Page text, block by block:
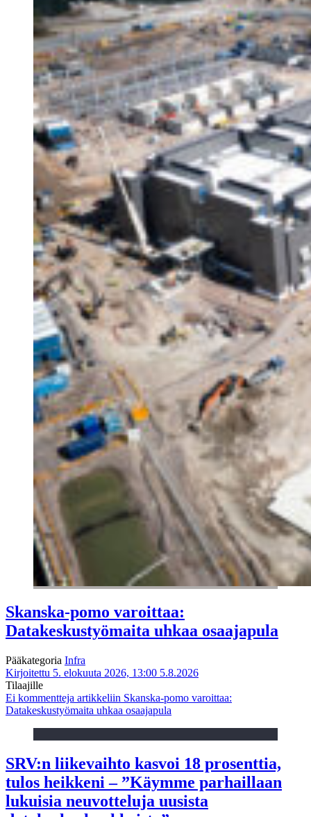
Skanska-pomo varoittaa:
Datakeskustyömaita uhkaa osaajapula
Pääkategoria Infra
Kirjoitettu 5. elokuuta 2026, 13:00 5.8.2026
Tilaajille
Ei kommentteja artikkeliin Skanska-pomo varoittaa:
Datakeskustyömaita uhkaa osaajapula
SRV:n liikevaihto kasvoi 18 prosenttia,
tulos heikkeni – ”Käymme parhaillaan
lukuisia neuvotteluja uusista